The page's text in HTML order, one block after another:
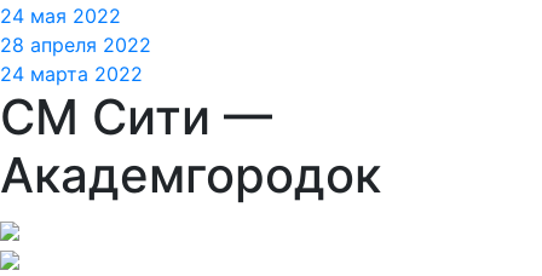
24 мая 2022
28 апреля 2022
24 марта 2022
СМ Сити —
Академгородок